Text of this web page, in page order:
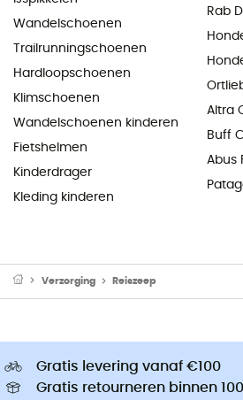
Wandelschoenen
Trailrunningschoenen
Hardloopschoenen
Klimschoenen
Wandelschoenen kinderen
Fietshelmen
Kinderdrager
Kleding kinderen
Rab
Altra
Buff
Abus
Verzorging Reiszeep
Gratis levering vanaf €100
Gratis retourneren binnen